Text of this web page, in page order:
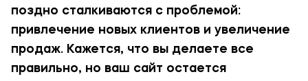
поздно сталкиваются с проблемой:
привлечение новых клиентов и увеличение
продаж. Кажется, что вы делаете все
правильно, но ваш сайт остается